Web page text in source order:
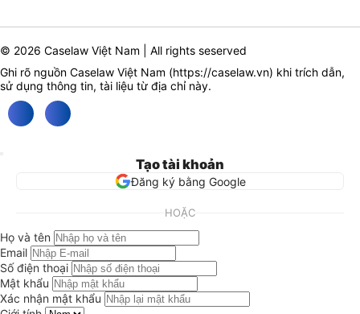
© 2026 Caselaw Việt Nam | All rights seserved
Ghi rõ nguồn Caselaw Việt Nam (https://caselaw.vn) khi trích dẫn,
sử dụng thông tin, tài liệu từ địa chỉ này.
Tạo tài khoản
Đăng ký bằng Google
HOẶC
Họ và tên
Email
Số điện thoại
Mật khẩu
Xác nhận mật khẩu